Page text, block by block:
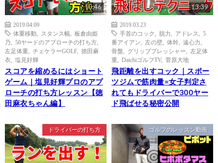
10:46
2019.04.09
体重移動
スタンス幅
板倉由姫
乃
50ヤードのアプローチの打ち方
左足体重
チェケラーGOLF, 徳田麻
衣
塩見好輝
スコアを縮めるにはショート
ゲーム｜塩見好輝プロのアプ
ローチの打ち方レッスン【徳
田麻衣ちゃん編】
13:39
2019.03.23
手首のコック
脱力 アドレス
5
番アイアン
左の壁 体幹 遠心力
骨盤
グリッププレッシャー
左足体
重
DaichiゴルフTV, 菅原大地
飛距離を出すコック｜スポー
ツジムで筋肉量=女子判定さ
れてもドライバーで300ヤー
ド飛ばせる秘密公開
ドライバーの打ち方 ゴルフのレッスン動画